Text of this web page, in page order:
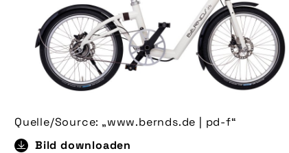
Quelle/Source: „www.bernds.de | pd-f“
Bild downloaden